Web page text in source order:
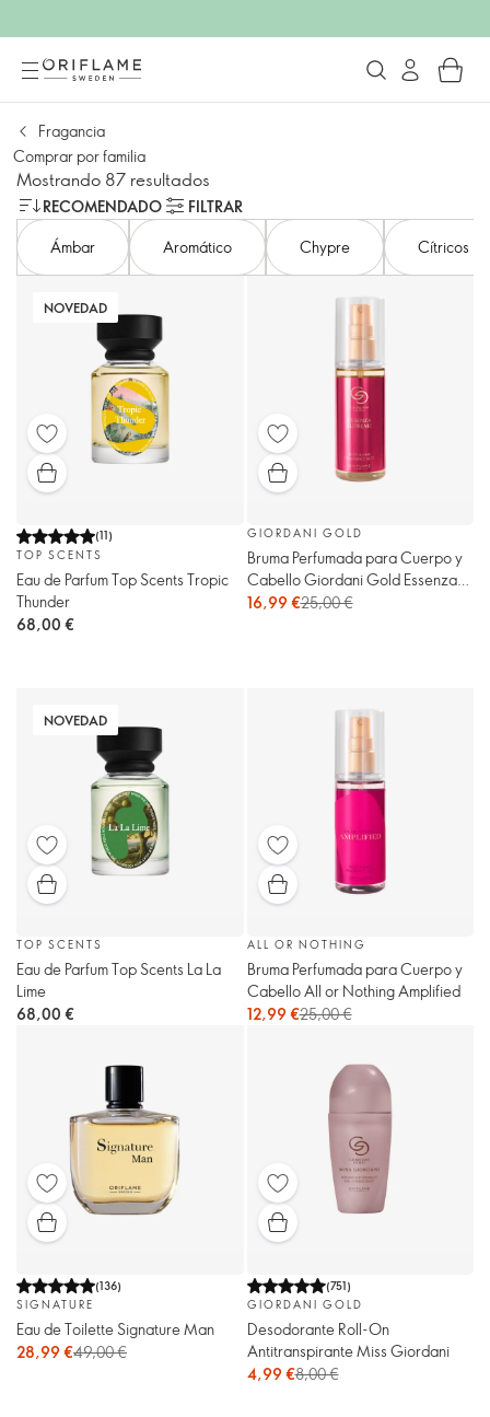
Fragancia
Comprar por familia
Mostrando 87 resultados
RECOMENDADO
FILTRAR
Ámbar
Aromático Chypre Cítricos
NOVEDAD
(11)
TOP SCENTS
Eau de Parfum Top Scents Tropic
Thunder
68,00 €
GIORDANI GOLD
Bruma Perfumada para Cuerpo y
Cabello Giordani Gold Essenza
Supreme
16,99 €25,00 €
NOVEDAD
TOP SCENTS
Eau de Parfum Top Scents La La
Lime
68,00 €
ALL OR NOTHING
Bruma Perfumada para Cuerpo y
Cabello All or Nothing Amplified
12,99 €25,00 €
(136)
SIGNATURE
Eau de Toilette Signature Man
28,99 €49,00 €
(751)
GIORDANI GOLD
Desodorante Roll-On
Antitranspirante Miss Giordani
4,99 €8,00 €